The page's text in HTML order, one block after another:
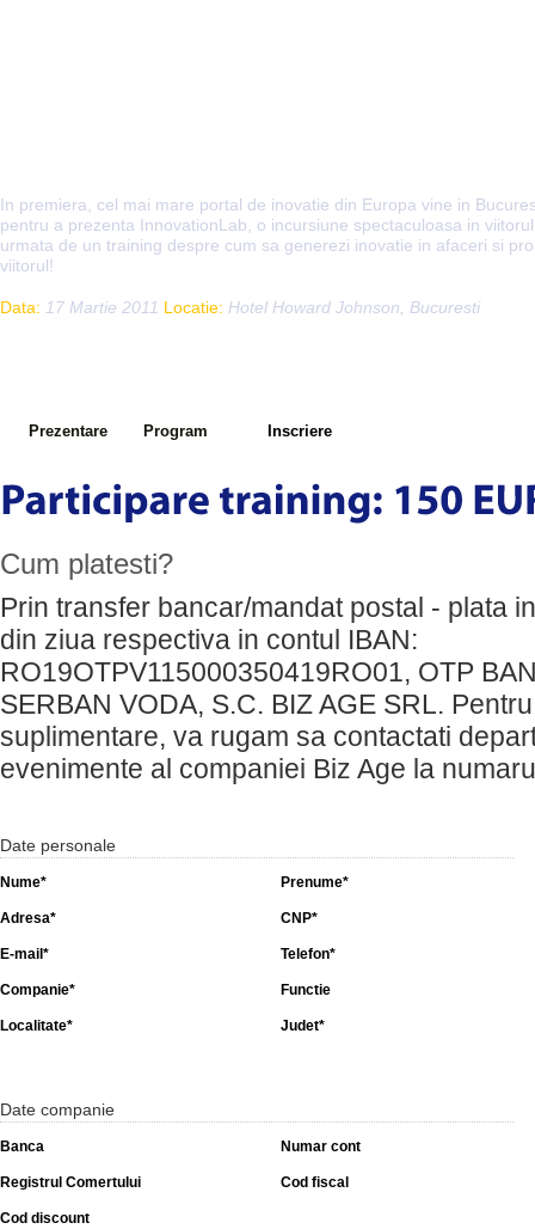
In premiera, cel mai mare portal de inovatie din Europa vine in
pentru a prezenta InnovationLab, o incursiune spectaculoasa in
urmata de un training despre cum sa generezi inovatie in afaceri si
viitorul!
Data: 17 Martie 2011 Locatie: Hotel Howard Johnson, Bucuresti
Prezentare Program Inscriere
Cum platesti?
Prin transfer bancar/mandat postal - plata
din ziua respectiva in contul IBAN:
RO19OTPV115000350419RO01, OTP
SERBAN VODA, S.C. BIZ AGE SRL.
suplimentare, va rugam sa contactati
evenimente al companiei Biz Age la
Date personale
Nume*
Adresa*
E-mail*
Companie*
Localitate*
Prenume*
CNP*
Telefon*
Functie
Judet*
Date companie
Banca
Registrul Comertului
Cod discount
Numar cont
Cod fiscal